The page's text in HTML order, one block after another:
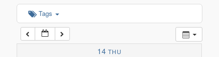
contentTags
14 THU
06:00
07:00